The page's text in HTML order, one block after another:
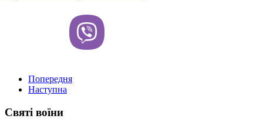
Попередня
Наступна
Святі воїни